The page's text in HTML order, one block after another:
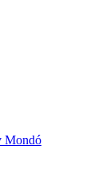
Mondó